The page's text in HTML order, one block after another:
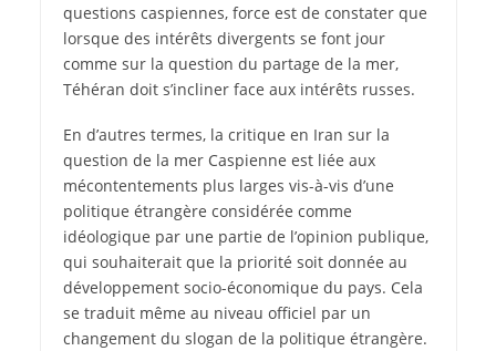
questions caspiennes, force est de constater que
lorsque des intérêts divergents se font jour
comme sur la question du partage de la mer,
Téhéran doit s’incliner face aux intérêts russes.
En d’autres termes, la critique en Iran sur la
question de la mer Caspienne est liée aux
mécontentements plus larges vis-à-vis d’une
politique étrangère considérée comme
idéologique par une partie de l’opinion publique,
qui souhaiterait que la priorité soit donnée au
développement socio-économique du pays. Cela
se traduit même au niveau officiel par un
changement du slogan de la politique étrangère.